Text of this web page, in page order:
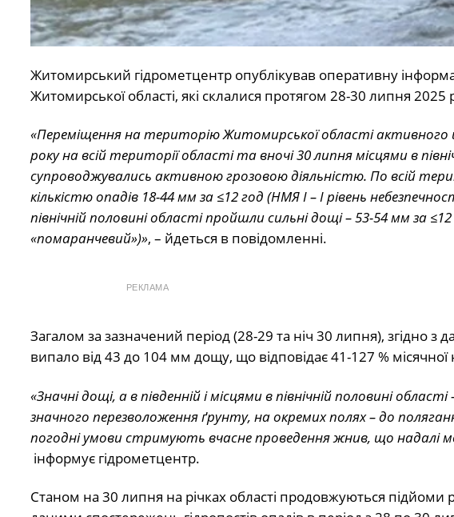
Житомирський гідрометцентр опублікував оперативну
Житомирської області, які склалися протягом 28-30 липня 2025
«Переміщення на територію Житомирської області активного
року на всій території області та вночі 30 липня місцями в
супроводжувались активною грозовою діяльністю. По всій
кількістю опадів 18-44 мм за ≤12 год (НМЯ I – I рівень
північній половині області пройшли сильні дощі – 53-54 мм за
«помаранчевий»)», – йдеться в повідомленні.
РЕКЛАМА
Загалом за зазначений період (28-29 та ніч 30 липня), згідно
випало від 43 до 104 мм дощу, що відповідає 41-127 %
«Значні дощі, а в південній і місцями в північній половині
значного перезволоження ґрунту, на окремих полях – до
погодні умови стримують вчасне проведення жнив, що надалі
інформує гідрометцентр.
Станом на 30 липня на річках області продовжуються підйоми